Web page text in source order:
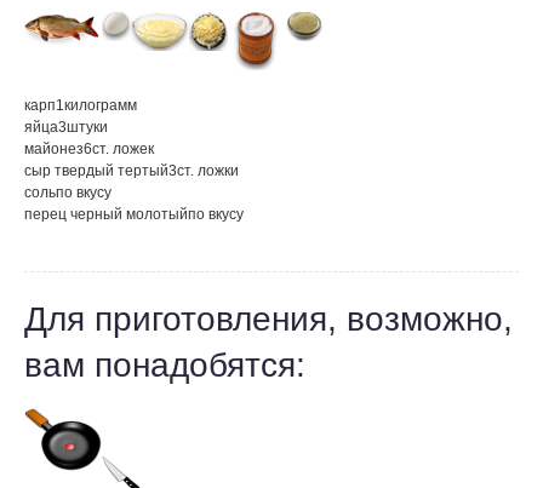
карп1 килограмм
яйца3штуки
майонез6ст. ложек
сыр твердый тертый3ст. ложки
сольпо вкусу
перец черный молотыйпо вкусу
Для приготовления, возможно,
вам понадобятся: